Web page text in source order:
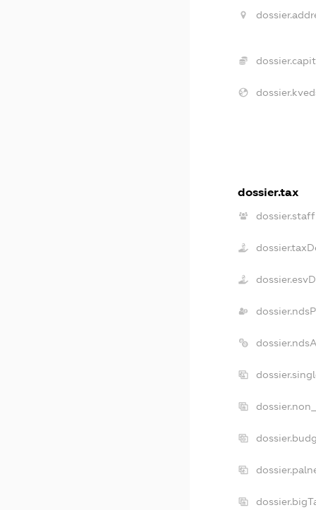
dossier.tax
dossier.staff